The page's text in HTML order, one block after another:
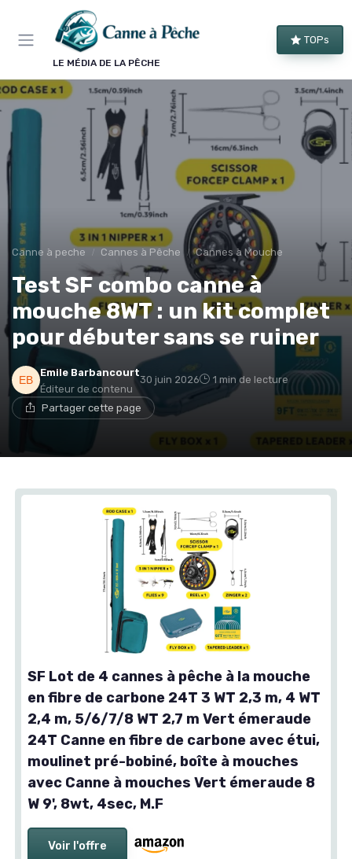
LE MÉDIA DE LA PÊCHE
TOPs
Canne à peche Cannes à Pêche Cannes à Mouche
Test SF combo canne à
mouche 8WT : un kit complet
pour débuter sans se ruiner
Emile Barbancourt
Éditeur de contenu
30 juin 2026 1 min de lecture
Partager cette page
SF Lot de 4 cannes à pêche à la mouche
en fibre de carbone 24T 3 WT 2,3 m, 4 WT
2,4 m, 5/6/7/8 WT 2,7 m Vert émeraude
24T Canne en fibre de carbone avec étui,
moulinet pré-bobiné, boîte à mouches
avec Canne à mouches Vert émeraude 8
W 9', 8wt, 4sec, M.F
Voir l'offre
Panneau de gestion des cookies